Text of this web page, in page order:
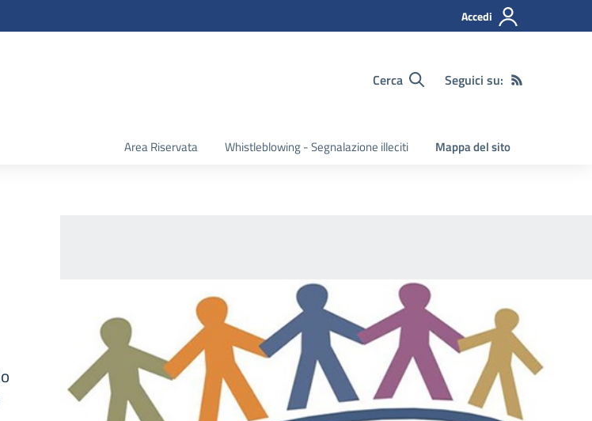
Accedi
Cerca Seguici su:
Area Riservata Whistleblowing - Segnalazione illeciti Mappa del sito